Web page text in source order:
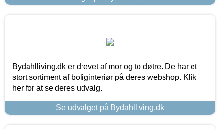
Bydahlliving.dk er drevet af mor og to døtre. De har et
stort sortiment af boliginteriør på deres webshop. Klik
her for at se deres udvalg.
Se udvalget på Bydahlliving.dk